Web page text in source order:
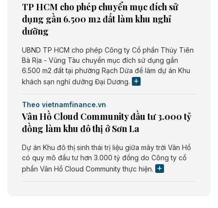
TP HCM cho phép chuyển mục đích sử
dụng gần 6.500 m2 đất làm khu nghỉ
dưỡng
UBND TP HCM cho phép Công ty Cổ phần Thủy Tiên
Bà Rịa - Vũng Tàu chuyển mục đích sử dụng gần
6.500 m2 đất tại phường Rạch Dừa để làm dự án Khu
khách sạn nghỉ dưỡng Đại Dương.
Theo vietnamfinance.vn
Vân Hồ Cloud Community đầu tư 3.000 tỷ
đồng làm khu đô thị ở Sơn La
Dự án Khu đô thị sinh thái trị liệu giữa mây trời Vân Hồ
có quy mô đầu tư hơn 3.000 tỷ đồng do Công ty cổ
phần Vân Hồ Cloud Community thực hiện.